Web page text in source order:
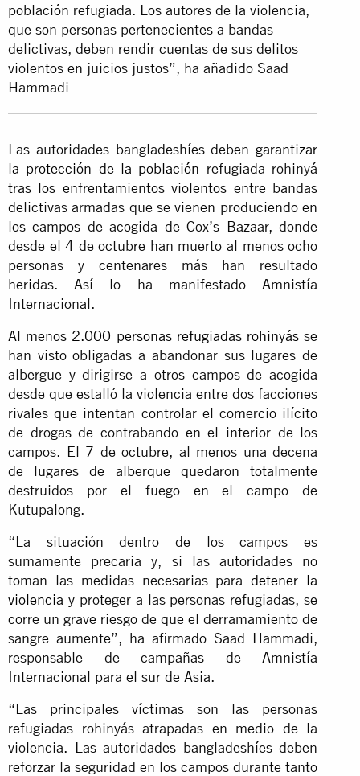
población refugiada. Los autores de la violencia,
que son personas pertenecientes a bandas
delictivas, deben rendir cuentas de sus delitos
violentos en juicios justos”, ha añadido Saad
Hammadi
Las autoridades bangladeshíes debengarantizar
la protección de la población refugiada rohinyá
tras los enfrentamientos violentos entre bandas
delictivas armadas que se vienen produciendo en
los campos de acogida de Cox’s Bazaar, donde
desde el 4 de octubre han muerto al menos ocho
personas y centenares más han resultado
heridas. Así lo ha manifestado Amnistía
Internacional.
Al menos 2.000 personas refugiadas rohinyás se
han visto obligadas a abandonar sus lugares de
albergue y dirigirse a otros campos de acogida
desde que estalló la violencia entre dos facciones
rivales que intentan controlar el comercio ilícito
de drogas de contrabando en el interior de los
campos. El 7 de octubre, al menos una decena
de lugares de alberque quedaron totalmente
destruidos por el fuego en el campo de
Kutupalong.
“La situación dentro de los campos es
sumamente precaria y, si las autoridades no
toman las medidas necesarias paradetener la
violencia y proteger a las personas refugiadas, se
corre un grave riesgo de que el derramamiento de
sangre aumente”, ha afirmado Saad Hammadi,
responsable de campañas de Amnistía
Internacional para el sur de Asia.
“Las principales víctimas son las personas
refugiadas rohinyás atrapadas en medio de la
violencia. Las autoridades bangladeshíes deben
reforzar la seguridad en los campos durante tanto